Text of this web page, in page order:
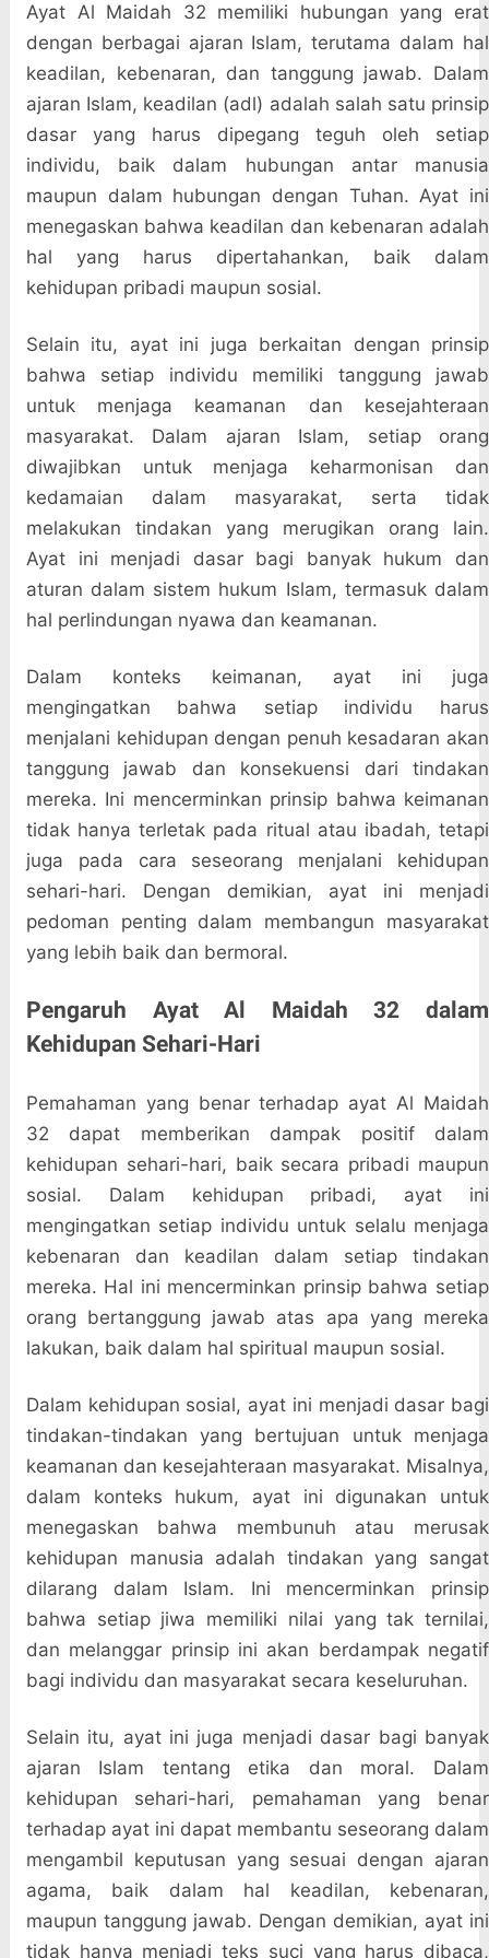
Ayat Al Maidah 32 memiliki hubungan yang erat
dengan berbagai ajaran Islam, terutama dalam hal
keadilan, kebenaran, dan tanggung jawab. Dalam
ajaran Islam, keadilan (adl) adalah salah satu prinsip
dasar yang harus dipegang teguh oleh setiap
individu, baik dalam hubungan antar manusia
maupun dalam hubungan dengan Tuhan. Ayat ini
menegaskan bahwa keadilan dan kebenaran adalah
hal yang harus dipertahankan, baik dalam
kehidupan pribadi maupun sosial.
Selain itu, ayat ini juga berkaitan dengan prinsip
bahwa setiap individu memiliki tanggung jawab
untuk menjaga keamanan dan kesejahteraan
masyarakat. Dalam ajaran Islam, setiap orang
diwajibkan untuk menjaga keharmonisan dan
kedamaian dalam masyarakat, serta tidak
melakukan tindakan yang merugikan orang lain.
Ayat ini menjadi dasar bagi banyak hukum dan
aturan dalam sistem hukum Islam, termasuk dalam
hal perlindungan nyawa dan keamanan.
Dalam konteks keimanan, ayat ini juga
mengingatkan bahwa setiap individu harus
menjalani kehidupan dengan penuh kesadaran akan
tanggung jawab dan konsekuensi dari tindakan
mereka. Ini mencerminkan prinsip bahwa keimanan
tidak hanya terletak pada ritual atau ibadah, tetapi
juga pada cara seseorang menjalani kehidupan
sehari-hari. Dengan demikian, ayat ini menjadi
pedoman penting dalam membangun masyarakat
yang lebih baik dan bermoral.
Pengaruh Ayat Al Maidah 32 dalam
Kehidupan Sehari-Hari
Pemahaman yang benar terhadap ayat Al Maidah
32 dapat memberikan dampak positif dalam
kehidupan sehari-hari, baik secara pribadi maupun
sosial. Dalam kehidupan pribadi, ayat ini
mengingatkan setiap individu untuk selalu menjaga
kebenaran dan keadilan dalam setiap tindakan
mereka. Hal ini mencerminkan prinsip bahwa setiap
orang bertanggung jawab atas apa yang mereka
lakukan, baik dalam hal spiritual maupun sosial.
Dalam kehidupan sosial, ayat ini menjadi dasar bagi
tindakan-tindakan yang bertujuan untuk menjaga
keamanan dan kesejahteraan masyarakat. Misalnya,
dalam konteks hukum, ayat ini digunakan untuk
menegaskan bahwa membunuh atau merusak
kehidupan manusia adalah tindakan yang sangat
dilarang dalam Islam. Ini mencerminkan prinsip
bahwa setiap jiwa memiliki nilai yang tak ternilai,
dan melanggar prinsip ini akan berdampak negatif
bagi individu dan masyarakat secara keseluruhan.
Selain itu, ayat ini juga menjadi dasar bagi banyak
ajaran Islam tentang etika dan moral. Dalam
kehidupan sehari-hari, pemahaman yang benar
terhadap ayat ini dapat membantu seseorang dalam
mengambil keputusan yang sesuai dengan ajaran
agama, baik dalam hal keadilan, kebenaran,
maupun tanggung jawab. Dengan demikian, ayat ini
tidak hanya menjadi teks suci yang harus dibaca,